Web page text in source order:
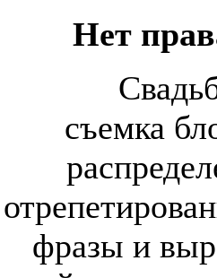
Нет
съемка
фразы и